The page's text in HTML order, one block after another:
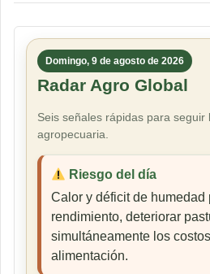
Domingo, 9 de agosto de 2026
Radar Agro Global
Seis señales rápidas para seguir
agropecuaria.
Riesgo del día
Calor y déficit de humedad
rendimiento, deteriorar
simultáneamente los
alimentación.